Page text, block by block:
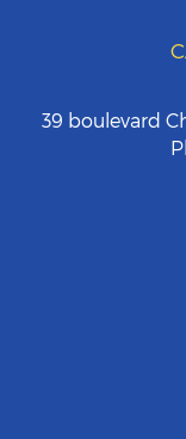
39 boulevard